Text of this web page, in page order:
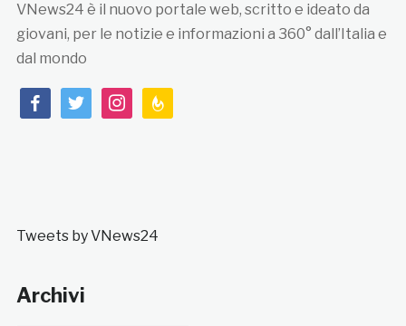
VNews24 è il nuovo portale web, scritto e ideato da
giovani, per le notizie e informazioni a 360° dall’Italia e
dal mondo
facebooktwitterinstagramfeedburner
Tweets by VNews24
Archivi